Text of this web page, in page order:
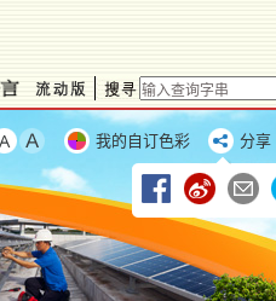
我的自订色彩 分享